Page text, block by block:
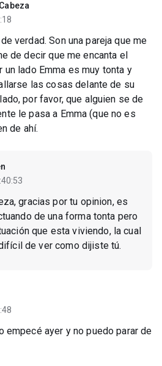
verdad. Son una pareja que me
de decir que me encanta el
un lado Emma es muy tonta y
las cosas delante de su
por favor, que alguien se de
le pasa a Emma (que no es
de ahí.
gracias por tu opinion, es
de una forma tonta pero
que esta viviendo, la cual
de ver como dijiste tú.
empecé ayer y no puedo parar de